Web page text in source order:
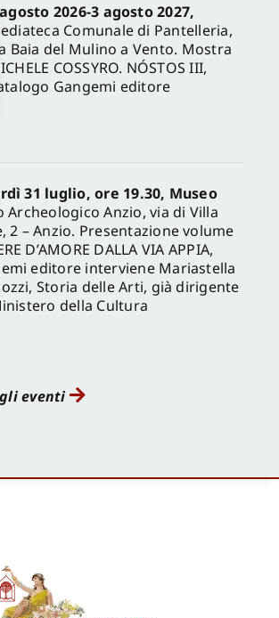
2026-3 agosto 2027,
Comunale di Pantelleria,
Baia del Mulino a Vento. Mostra
COSSYRO. NÓSTOS III,
Gangemi editore
31 luglio, ore 19.30, Museo
Archeologico Anzio, via di Villa
2 – Anzio. Presentazione volume
D’AMORE DALLA VIA APPIA,
editore interviene Mariastella
Storia delle Arti, già dirigente
della Cultura
eventi